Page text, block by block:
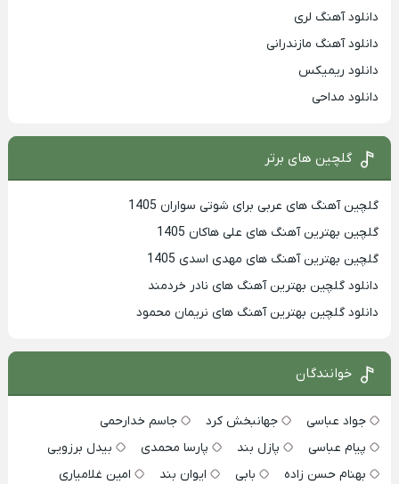
دانلود آهنگ لری
دانلود آهنگ مازندرانی
دانلود ریمیکس
دانلود مداحی
گلچین های برتر
گلچین آهنگ های عربی برای شوتی سواران 1405
گلچین بهترين آهنگ های علی هاکان 1405
گلچین بهترین آهنگ های مهدی اسدی 1405
دانلود گلچین بهترین آهنگ های نادر خردمند
دانلود گلچین بهترین آهنگ های نریمان محمود
خوانندگان
جواد عباسی جهانبخش کرد
جاسم خدارحمی
پیام عباسی
پازل بند پارسا محمدی
بیدل برزویی
بهنام حسن زاده
بابی ایوان بند
امین غلامیاری